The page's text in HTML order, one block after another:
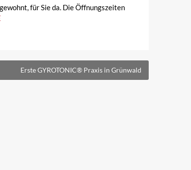
für Sie da. Die Öffnungszeiten
Erste GYROTONIC® Praxis in Grünwald